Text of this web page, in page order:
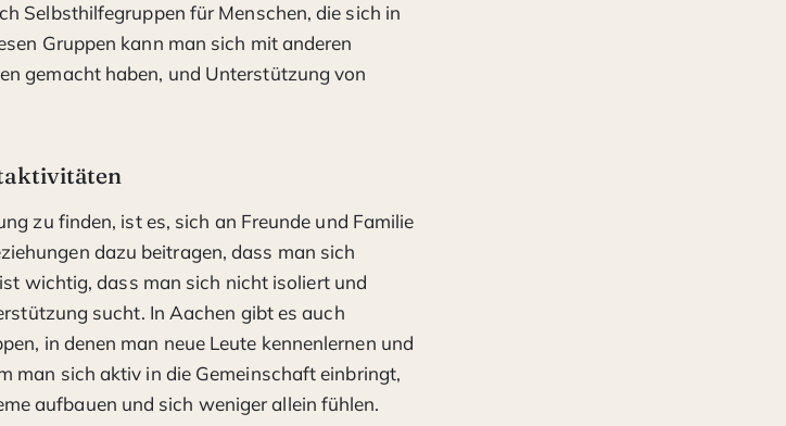
Selbsthilfegruppen für Menschen, die sich in
Gruppen kann man sich mit anderen
gemacht haben, und Unterstützung von
zu finden, ist es, sich an Freunde und Familie
dazu beitragen, dass man sich
wichtig, dass man sich nicht isoliert und
sucht. In Aachen gibt es auch
in denen man neue Leute kennenlernen und
man sich aktiv in die Gemeinschaft einbringt,
aufbauen und sich weniger allein fühlen.